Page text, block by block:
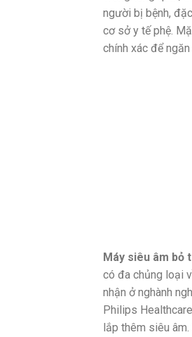
người bị bệnh,
cơ sở y tế phệ.
chính xác để
Máy siêu âm bỏ
có đa chủng loại
nhận ở nghành
Philips
lắp thêm siêu